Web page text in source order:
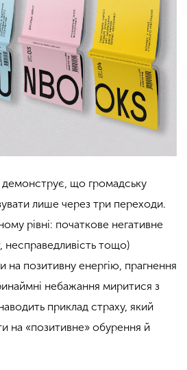
демонструє, що громадську
лише через три переходи.
рівні: початкове негативне
тощо)
на позитивну енергію, прагнення
небажання миритися з
приклад страху, який
на «позитивне» обурення й